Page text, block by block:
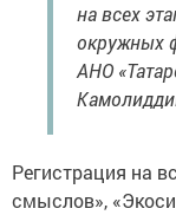
на всех
окружных
АНО
Регистрация на
смыслов»,